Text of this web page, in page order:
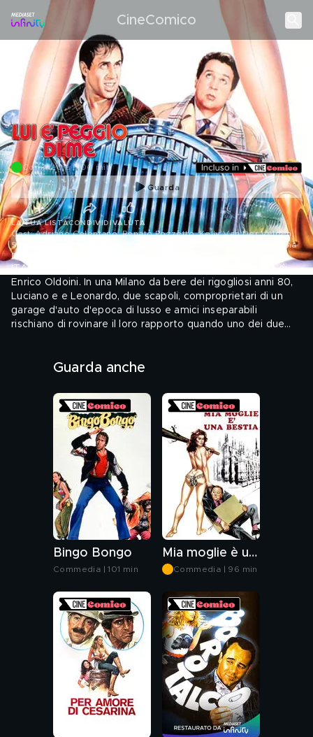
CineComico
Commedia | 100 min
Guarda
LA TUA LISTACONDIVIDIVALUTA
Cast: Adriano Celentano, Renato Pozzetto, Kelly Van Der Velden,
Sergio Renda, Massimo Pongo, Dan Stephen, Lamotte Atkins, Pina
D&#39;Eva, Enzo De Toma
ITALIA, 1984 | Celentano e Pozzetto in una commedia di
Enrico Oldoini. In una Milano da bere dei rigogliosi anni 80,
Luciano e e Leonardo, due scapoli, comproprietari di un
garage d'auto d'epoca di lusso e amici inseparabili
rischiano di rovinare il loro rapporto quando uno dei due
Genere: Commedia, Comico, Cinema italiano
Guarda anche
Bingo Bongo
Commedia | 101 min
Mia moglie è una bestia
Commedia | 96 min